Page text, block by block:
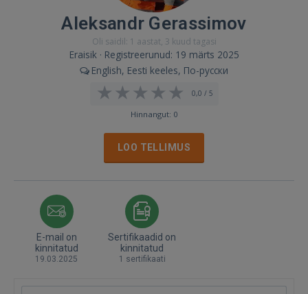
Aleksandr Gerassimov
Oli saidil: 1 aastat, 3 kuud tagasi
Eraisik · Registreerunud: 19 märts 2025
English, Eesti keeles, По-русски
0,0 / 5
Hinnangut: 0
LOO TELLIMUS
E-mail on
kinnitatud
19.03.2025
Sertifikaadid on
kinnitatud
1 sertifikaati